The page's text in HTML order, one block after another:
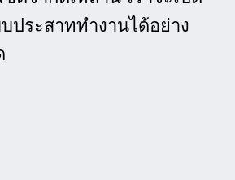
ประสาททำงานได้อย่าง